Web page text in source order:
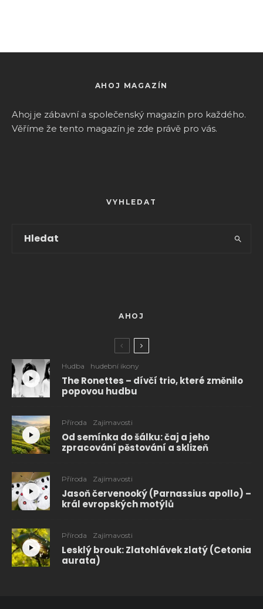
AHOJ MAGAZÍN
Ahoj je zábavní a společenský magazín pro každého.
Věříme že tento magazín je zde právě pro vás.
VYHLEDAT
AHOJ
Hudba hudební ikony
The Ronettes – dívčí trio, které změnilo
popovou hudbu
Příroda Zajímavosti
Od semínka do šálku: čaj a jeho
zpracování pěstování a sklizeň
Příroda Zajímavosti
Jasoň červenooký (Parnassius apollo) –
král evropských motýlů
Příroda Zajímavosti
Lesklý brouk: Zlatohlávek zlatý (Cetonia
aurata)